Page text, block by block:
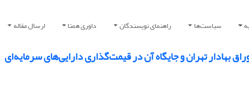
سیاست‌ها راهنمای نویسندگان داوری همتا ارسال مقاله
تهران و جایگاه آن در قیمت‌گذاری دارایی‌های سرمایه‌ای